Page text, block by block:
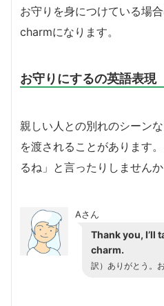
お守りを身につけている場
charmになります。
お守りにするの英語表現
親しい人との別れのシーン
を渡されることがあります
るね」と言ったりしませんか
Aさん
Thank you, I’ll
charm.
訳）ありがとう。